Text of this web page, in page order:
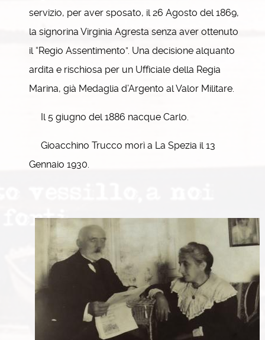
servizio, per aver sposato, il 26 Agosto del 1869,
la signorina Virginia Agresta senza aver ottenuto
il “Regio Assentimento”. Una decisione alquanto
ardita e rischiosa per un Ufficiale della Regia
Marina, già Medaglia d’Argento al Valor Militare.
Il 5 giugno del 1886 nacque Carlo.
Gioacchino Trucco morì a La Spezia il 13
Gennaio 1930.